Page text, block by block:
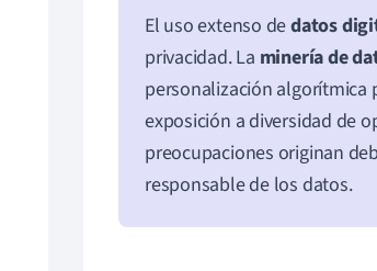
El uso extenso dedatos
privacidad. La minería de
personalización algorítmica
exposición a diversidad de
preocupaciones originan
responsable de los datos.